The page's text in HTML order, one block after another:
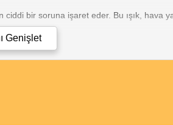
bir soruna işaret eder. Bu ışık, hava
yolcu koltuğuna bağlanmasını sağlar. Bu
Genişlet